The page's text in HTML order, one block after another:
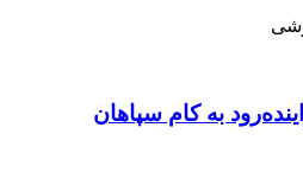
به کام سپاهان